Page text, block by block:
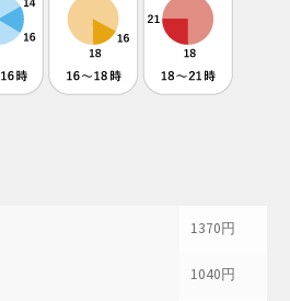
1370円
1040円